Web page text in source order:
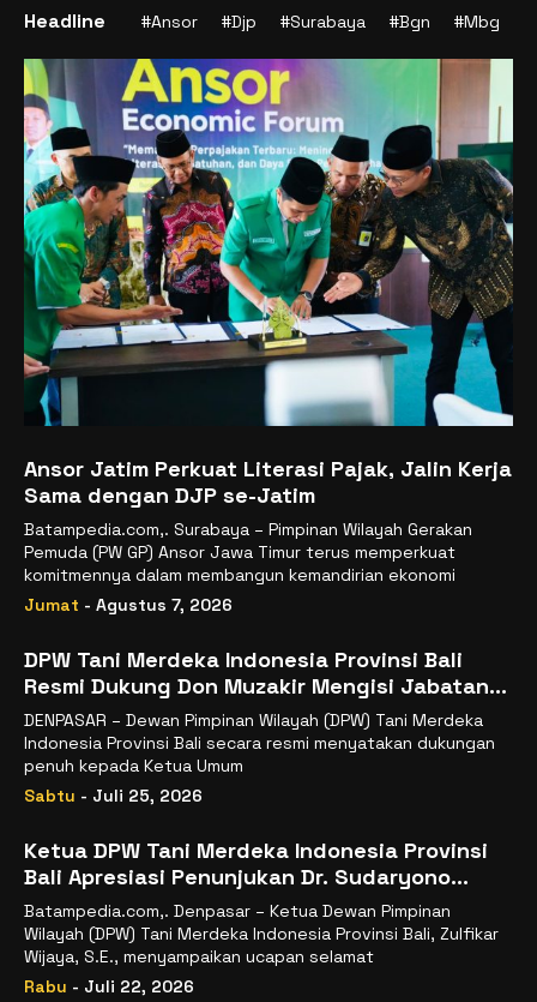
Headline #Ansor #Djp #Surabaya #Bgn #Mbg
Ansor Jatim Perkuat Literasi Pajak, Jalin Kerja
Sama dengan DJP se-Jatim
Batampedia.com,. Surabaya – Pimpinan Wilayah Gerakan
Pemuda (PW GP) Ansor Jawa Timur terus memperkuat
komitmennya dalam membangun kemandirian ekonomi
Jumat - Agustus 7, 2026
DPW Tani Merdeka Indonesia Provinsi Bali
Resmi Dukung Don Muzakir Mengisi Jabatan
Wakil Menteri Pertanian RI
DENPASAR – Dewan Pimpinan Wilayah (DPW) Tani Merdeka
Indonesia Provinsi Bali secara resmi menyatakan dukungan
penuh kepada Ketua Umum
Sabtu - Juli 25, 2026
Ketua DPW Tani Merdeka Indonesia Provinsi
Bali Apresiasi Penunjukan Dr. Sudaryono
sebagai Kepala Badan Gizi Nasional
Batampedia.com,. Denpasar – Ketua Dewan Pimpinan
Wilayah (DPW) Tani Merdeka Indonesia Provinsi Bali, Zulfikar
Wijaya, S.E., menyampaikan ucapan selamat
Rabu - Juli 22, 2026